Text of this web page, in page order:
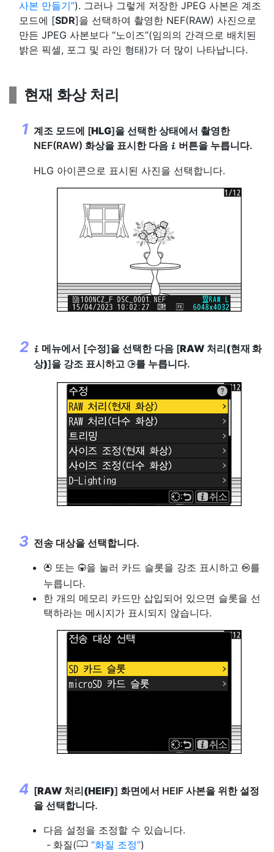
사본 만들기 ). 그러나 그렇게 저장한 JPEG 사본은 계조
모드에 [SDR]을 선택하여 촬영한 NEF(RAW) 사진으로
만든 JPEG 사본보다 “노이즈”(임의의 간격으로 배치된
밝은 픽셀, 포그 및 라인 형태)가 더 많이 나타납니다.
현재 화상 처리
계조 모드에 [HLG]을 선택한 상태에서 촬영한
NEF(RAW) 화상을 표시한 다음 i 버튼을 누릅니다.
HLG 아이콘으로 표시된 사진을 선택합니다.
i 메뉴에서 [수정]을 선택한 다음 [RAW 처리(현재 화
상)]을 강조 표시하고 2를 누릅니다.
전송 대상을 선택합니다.
1 또는 3을 눌러 카드 슬롯을 강조 표시하고 J를
누릅니다.
한 개의 메모리 카드만 삽입되어 있으면 슬롯을 선
택하라는 메시지가 표시되지 않습니다.
[RAW 처리(HEIF)] 화면에서 HEIF 사본을 위한 설정
을 선택합니다.
다음 설정을 조정할 수 있습니다.
화질(0 화질 조정 )